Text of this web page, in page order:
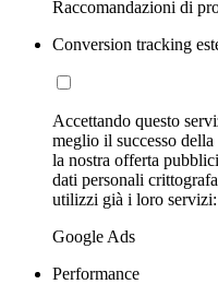
Raccomandazioni di
Conversion tracking
Accettando questo
meglio il successo
la nostra offerta
dati personali
utilizzi già i loro servizi:
Google Ads
Performance